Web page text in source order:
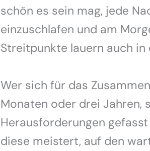
schön es sein mag, jede
einzuschlafen und am
Streitpunkte lauern auch
Wer sich für das
Monaten oder drei Jahren,
Herausforderungen
diese meistert, auf den